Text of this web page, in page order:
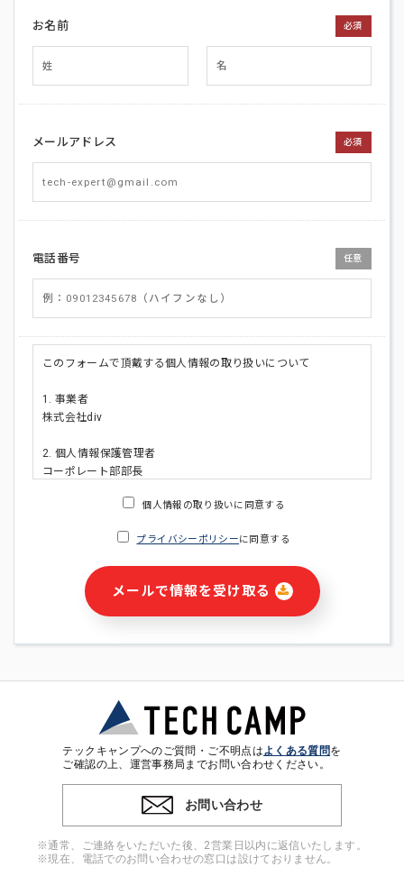
お名前 必須
メールアドレス 必須
電話番号 任意
このフォームで頂戴する個人情報の取り扱いについて
1. 事業者
株式会社div
2. 個人情報保護管理者
コーポレート部部長
・ご請求された資料の送付のため
・本サービス及び本サービスに関連する情報(当社及び第三者の
サービス又は商品等の広告配信・宣伝を含みますが、それらに
・個人(法人の場合は担当者)を識別できない形式に加工した統
計情報の作成および利用
※上記の利用目的に基づいた本人への連絡及び配信について
4. 個人情報の第三者提供
ンをとるために、氏名等の一部の情報をサービス内で使用する
チャットツールで発信することにより、本サービスの他の利用
個人情報の取り扱いに同意する
プライバシーポリシーに同意する
メールで情報を受け取る
テックキャンプへのご質問・ご不明点はよくある質問を
ご確認の上、運営事務局までお問い合わせください。
お問い合わせ
※通常、ご連絡をいただいた後、2営業日以内に返信いたします。
※現在、電話でのお問い合わせの窓口は設けておりません。